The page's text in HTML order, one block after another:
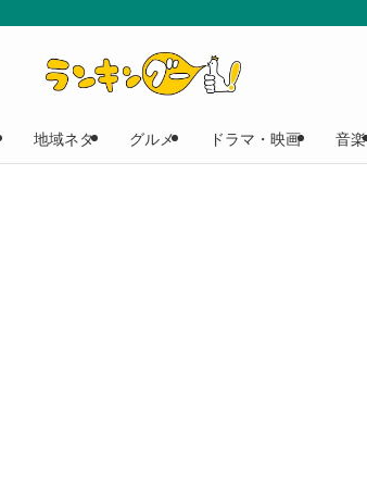
地域ネタ グルメ ドラマ・映画 音楽